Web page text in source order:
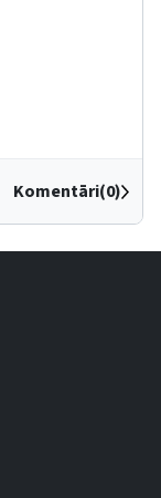
Komentāri(0)